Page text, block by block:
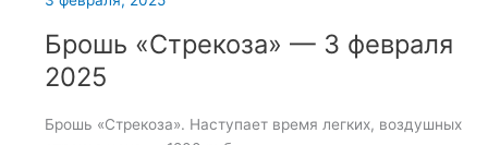
Брошь «Стрекоза» — 3 февраля
2025
Брошь «Стрекоза». Наступает время легких, воздушных